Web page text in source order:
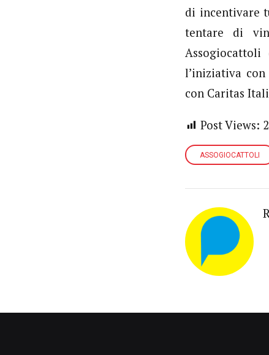
di incentivare
tentare di
l’iniziativa
con Caritas
Post Views:
ASSOGIOCATTOLI